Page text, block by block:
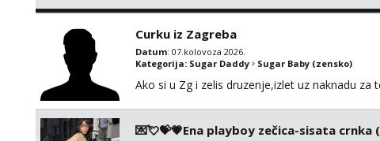
Curku iz Zagreba
Datum: 07.kolovoza 2026.
Kategorija: Sugar Daddy Sugar Baby (zensko)
Ako si u Zg i zelis druzenje,izlet uz naknadu za
💌💘💝💗Ena playboy zečica-sisata crnka